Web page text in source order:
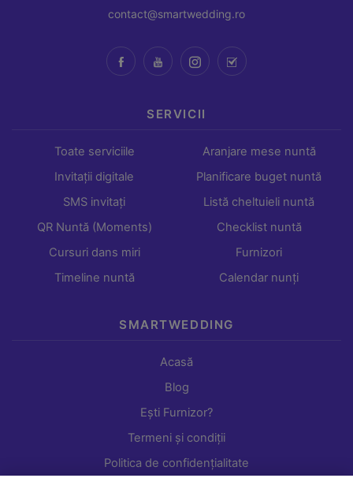
contact@smartwedding.ro
SERVICII
Toate serviciile
Invitații digitale
SMS invitați
QR Nuntă (Moments)
Cursuri dans miri
Timeline nuntă
Aranjare mese nuntă
Planificare buget nuntă
Listă cheltuieli nuntă
Checklist nuntă
Furnizori
Calendar nunți
SMARTWEDDING
Acasă
Blog
Ești Furnizor?
Termeni și condiții
Politica de confidențialitate